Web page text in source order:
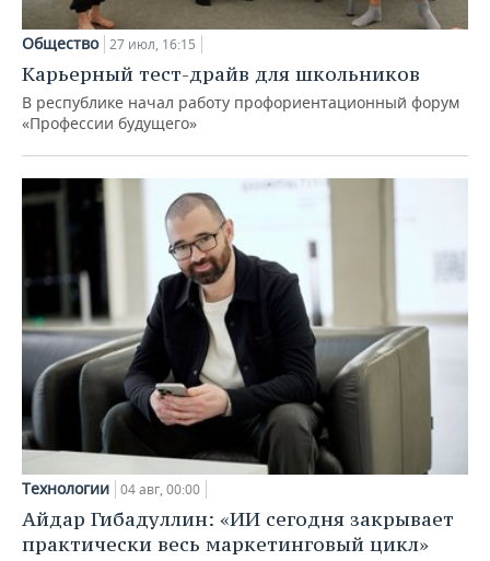
Общество 27 июл, 16:15
Карьерный тест-драйв для школьников
В республике начал работу профориентационный форум
«Профессии будущего»
Технологии 04 авг, 00:00
Айдар Гибадуллин: «ИИ сегодня закрывает
практически весь маркетинговый цикл»